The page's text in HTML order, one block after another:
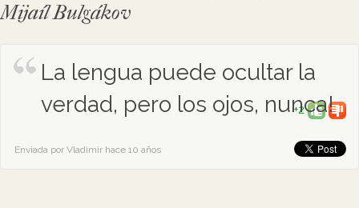
Mijaíl Bulgákov
La lengua puede ocultar la
verdad, pero los ojos, nunca!
+2
Enviada por Vladimir hace 10 años